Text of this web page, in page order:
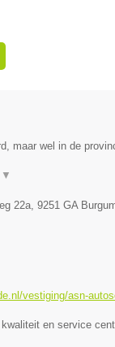
maar wel in de
▼
22a, 9251 GA
vestiging/asn-
en service